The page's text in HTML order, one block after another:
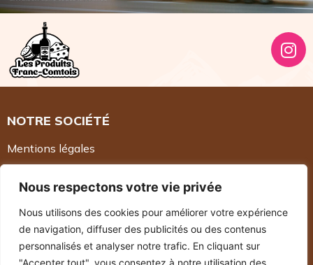
Nous respectons votre vie privée
Nous utilisons des cookies pour améliorer votre expérience
de navigation, diffuser des publicités ou des contenus
personnalisés et analyser notre trafic. En cliquant sur
"Accepter tout", vous consentez à notre utilisation des
NOTRE SOCIÉTÉ
Mentions légales
INFORMATIONS
Les Produits Franc-Comtois
38 rue de la Plassotte
39100 Parcey